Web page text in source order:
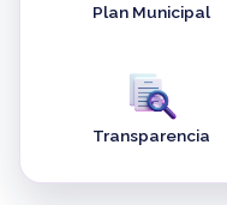
Plan Municipal
Transparencia